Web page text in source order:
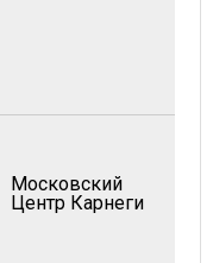
Московский
Центр Карнеги